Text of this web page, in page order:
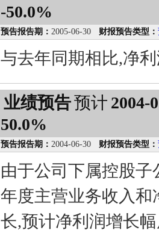
-50.0%
预告报告期： 2005-06-30 财报预告类型：
与去年同期相比,净
业绩预告预计 2004-
50.0%
预告报告期： 2004-06-30 财报预告类型：
由于公司下属控股子
年度主营业务收入
长,预计净利润增长